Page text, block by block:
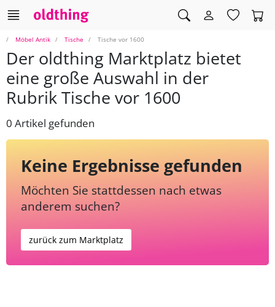
Möbel Antik Tische Tische vor 1600
Der oldthing Marktplatz bietet
eine große Auswahl in der
Rubrik Tische vor 1600
0 Artikel gefunden
Keine Ergebnisse gefunden
Möchten Sie stattdessen nach etwas
anderem suchen?
zurück zum Marktplatz